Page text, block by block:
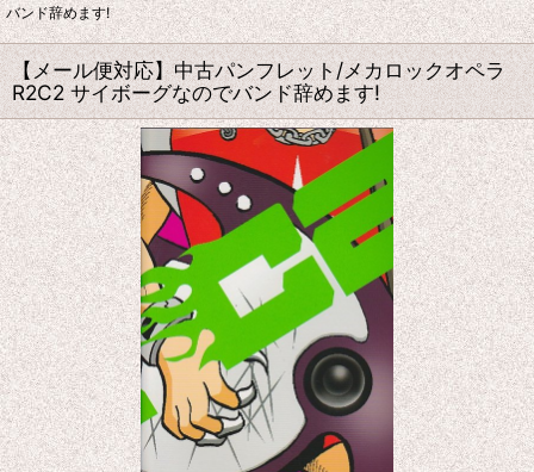
バンド辞めます!
【メール便対応】中古パンフレット/メカロックオペラ
R2C2 サイボーグなのでバンド辞めます!